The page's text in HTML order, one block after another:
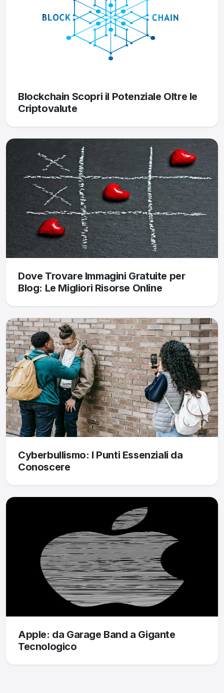
Blockchain Scopri il Potenziale Oltre le
Criptovalute
Dove Trovare Immagini Gratuite per
Blog: Le Migliori Risorse Online
Cyberbullismo: I Punti Essenziali da
Conoscere
Apple: da Garage Band a Gigante
Tecnologico